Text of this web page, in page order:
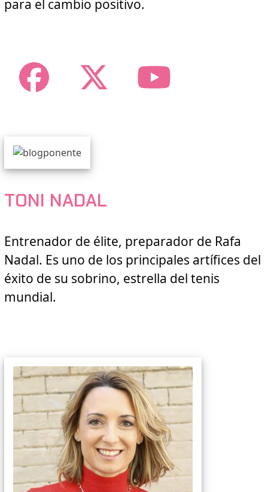
para el cambio positivo.
Facebook
Twitter
TONI NADAL
Entrenador de élite, preparador de Rafa
Nadal. Es uno de los principales artífices del
éxito de su sobrino, estrella del tenis
mundial.